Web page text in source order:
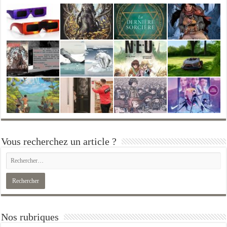
Vous recherchez un article ?
Nos rubriques